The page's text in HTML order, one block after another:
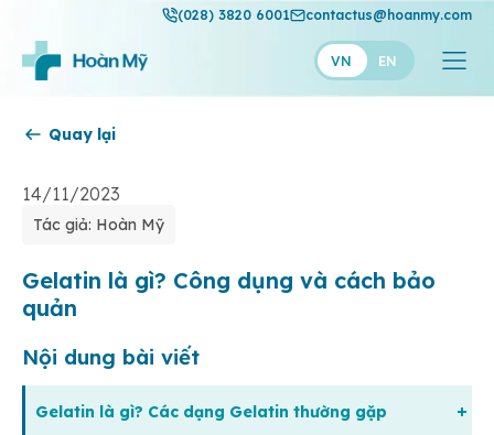
(028) 3820 6001 contactus@hoanmy.com
VN EN
Thuận Mỹ
Quay lại
14/11/2023
Tác giả: Hoàn Mỹ
Gelatin là gì? Công dụng và cách bảo
quản
Nội dung bài viết
Gelatin là gì? Các dạng Gelatin thường gặp